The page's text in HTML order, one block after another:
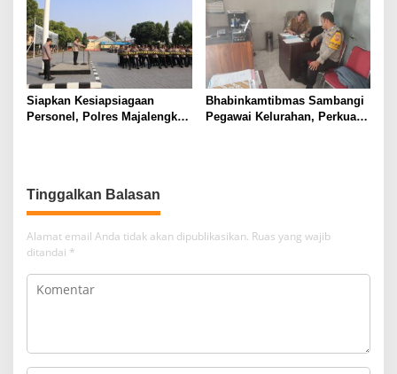
Siapkan Kesiapsiagaan
Personel, Polres Majalengka
Bhabinkamtibmas Sambangi
Pegawai Kelurahan, Perkuat
Tinggalkan Balasan
Alamat email Anda tidak akan dipublikasikan. Ruas yang wajib
ditandai *